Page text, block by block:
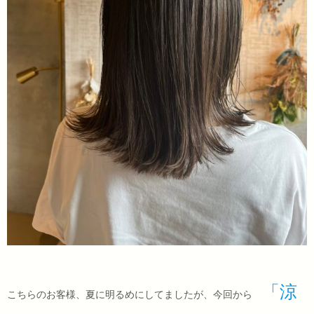
こちらのお客様、夏に明るめにしてましたが、今回から 「涼